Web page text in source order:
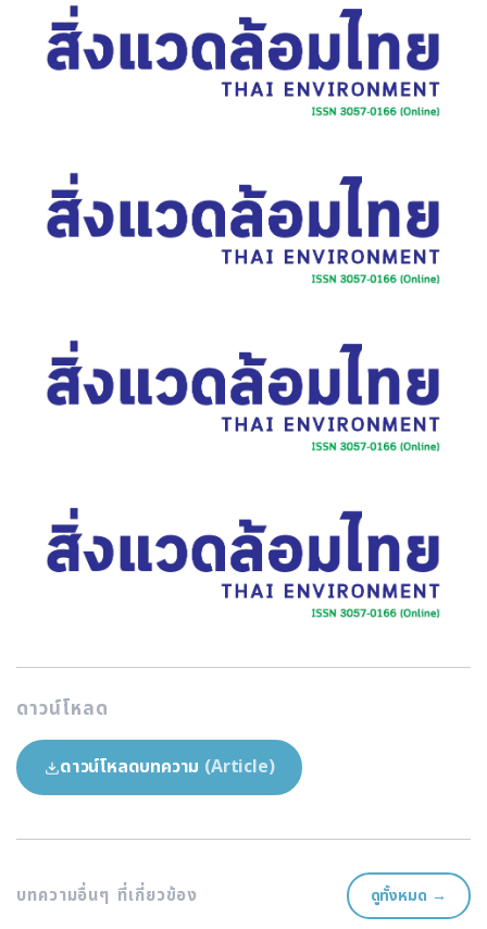
ดาวน์โหลด
ดาวน์โหลดบทความ (Article)
บทความอื่นๆ ที่เกี่ยวข้อง ดูทั้งหมด →